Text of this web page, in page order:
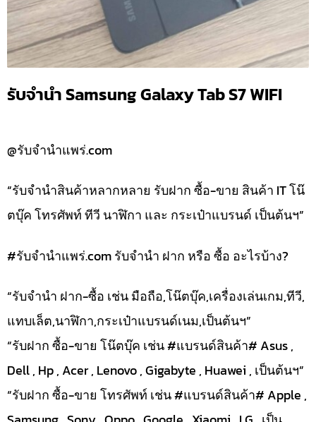
รับจำนำ Samsung Galaxy Tab S7 WIFI
@รับจำนำแพร่.com
“รับจำนำสินค้าหลากหลาย รับฝาก ซื้อ-ขาย สินค้า IT โน๊
ตบุ๊ค โทรศัพท์ ทีวี นาฬิกา และ กระเป๋าแบรนด์ เป็นต้นฯ”
#รับจํานําแพร่.com รับจำนำ ฝาก หรือ ซื้อ อะไรบ้าง?
“รับจำนำ ฝาก-ซื้อ เช่น มือถือ,โน๊ตบุ๊ค,เครื่องเล่นเกม,ทีวี,
แทบเล็ต,นาฬิกา,กระเป๋าแบรนด์เนม,เป็นต้นฯ”
“รับฝาก ซื้อ-ขาย โน๊ตบุ๊ค เช่น #แบรนด์สินค้า# Asus ,
Dell , Hp , Acer , Lenovo , Gigabyte , Huawei , เป็นต้นฯ”
“รับฝาก ซื้อ-ขาย โทรศัพท์ เช่น #แบรนด์สินค้า# Apple ,